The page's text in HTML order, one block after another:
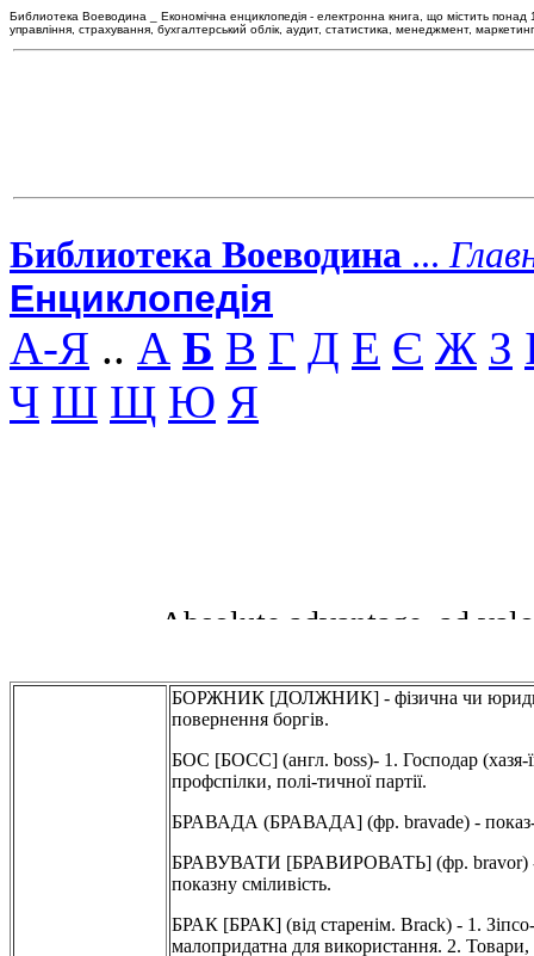
Библиотека Воеводина _ Економічна енциклопедія - електронна книга, що містить понад
управління, страхування, бухгалтерський облік, аудит, статистика, менеджмент, маркетинг
Библиотека Воеводина ...
Енциклопедія
А-Я .. А Б В Г Д Е Є Ж З
Ч Ш Щ Ю Я
БОРЖНИК [ДОЛЖНИК] - фізична чи юридична
повернення боргів.
БОС [БОСС] (англ. boss)- 1. Господар (хазя-
профспілки, полі-тичної партії.
БРАВАДА (БРАВАДА] (фр. bravade) - показ-
БРАВУВАТИ [БРАВИРОВАТЬ] (фр. bravor) -
показну сміливість.
БРАК [БРАК] (від старенім. Brack) - 1.
малопридатна для використання. 2.